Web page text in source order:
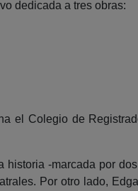
dedicada a tres obras:
el Colegio de
-marcada por
Por otro lado,